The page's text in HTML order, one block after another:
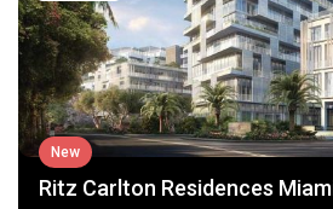
New
Ritz Carlton Residences